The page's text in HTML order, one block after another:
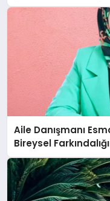
Aile Danışmanı
Bireysel
Anlatıyor